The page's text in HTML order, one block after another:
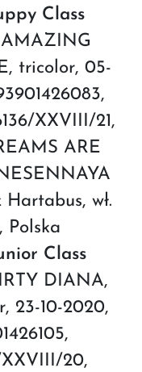
Class
AMAZING
tricolor, 05-
XXVIII/21,
ARE
wł.
Polska
Class
DIANA,
23-10-2020,
XXVIII/20,